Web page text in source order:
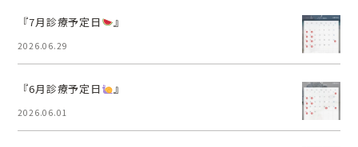
『7月診療予定日 』
2026.06.29
『6月診療予定日 』
2026.06.01